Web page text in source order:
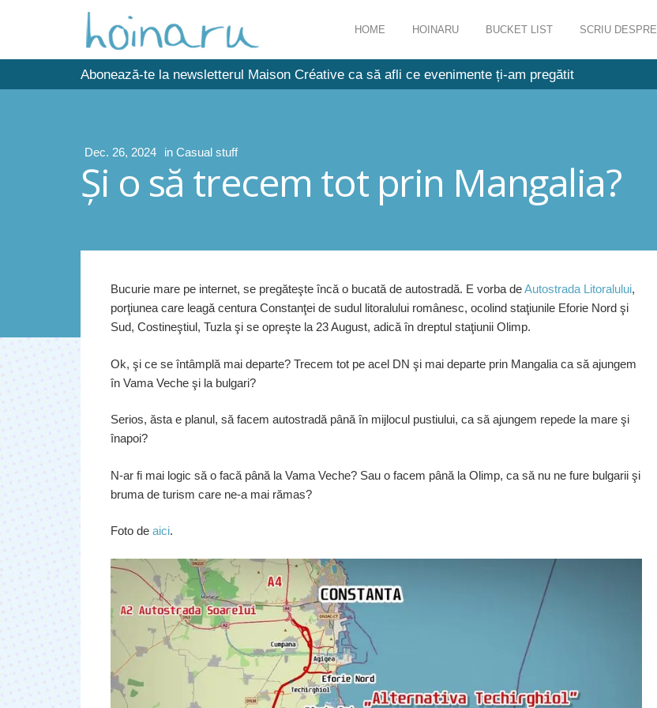
HOME HOINARU BUCKET LIST SCRIU DESPRE
Abonează-te la newsletterul Maison Créative ca să afli ce evenimente ți-am pregătit
Dec. 26, 2024 in Casual stuff
Şi o să trecem tot prin Mangalia?
Bucurie mare pe internet, se pregăteşte încă o bucată de autostradă. E vorba deAutostrada Litoralului,
porţiunea care leagă centura Constanţei de sudul litoralului românesc, ocolind staţiunile Eforie Nord şi
Sud, Costineştiul, Tuzla şi se opreşte la 23 August, adică în dreptul staţiunii Olimp.
Ok, şi ce se întâmplă mai departe? Trecem tot pe acel DN şi mai departe prin Mangalia ca să ajungem
în Vama Veche şi la bulgari?
Serios, ăsta e planul, să facem autostradă până în mijlocul pustiului, ca să ajungem repede la mare şi
înapoi?
N-ar fi mai logic să o facă până la Vama Veche? Sau o facem până la Olimp, ca să nu ne fure bulgarii şi
bruma de turism care ne-a mai rămas?
Foto de aici.